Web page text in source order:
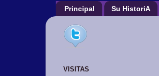
Principal Su HistoriA
VISITAS